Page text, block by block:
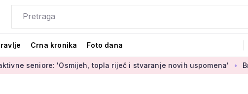
Crna kronika Foto dana
'Osmijeh, topla riječ i stvaranje novih uspomena' Broj rođenih